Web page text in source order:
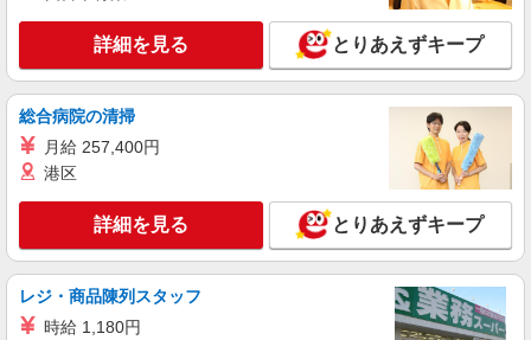
+゜ 入社祝い金10万円支給(規定有) お友達を紹介
頂くと, インセンティブ支給(規定有) ★月2回払
い・週払い可能（規程有）★ ゜・。○。・゜
+゜・。○。・゜+゜
福岡県福岡市西区のdocomoショップ
キープ 詳細を見る
派遣社員
株式会社シエロ
スマホ携帯販売【ソフトバンク】
時給1400円〜1450円（経験・能力による） ※
残業代支給 ★交通費別途支給（規定あり） ゜
+゜・。○。・゜+゜・。○。・゜+゜ 入社祝い金10
万円支給(規定有) お友達を紹介頂くと, インセンテ
ィブ支給(規定有) ★月2回払い・週払い可能（規程
有）★ ゜・。○。・゜+゜・。○。・゜+゜
福岡県福岡市西区の家電量販店
キープ 詳細を見る
詳細を見る とりあえずキープ
総合病院の清掃
月給 257,400円
港区
詳細を見る とりあえずキープ
レジ・商品陳列スタッフ
時給 1,180円